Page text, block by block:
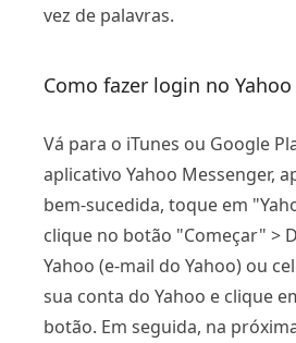
vez de palavras.
Como fazer login no
Vá para o iTunes ou Google
aplicativo Yahoo Messenger,
bem-sucedida, toque em
clique no botão "Começar" >
Yahoo (e-mail do Yahoo) ou
sua conta do Yahoo e clique
botão. Em seguida, na